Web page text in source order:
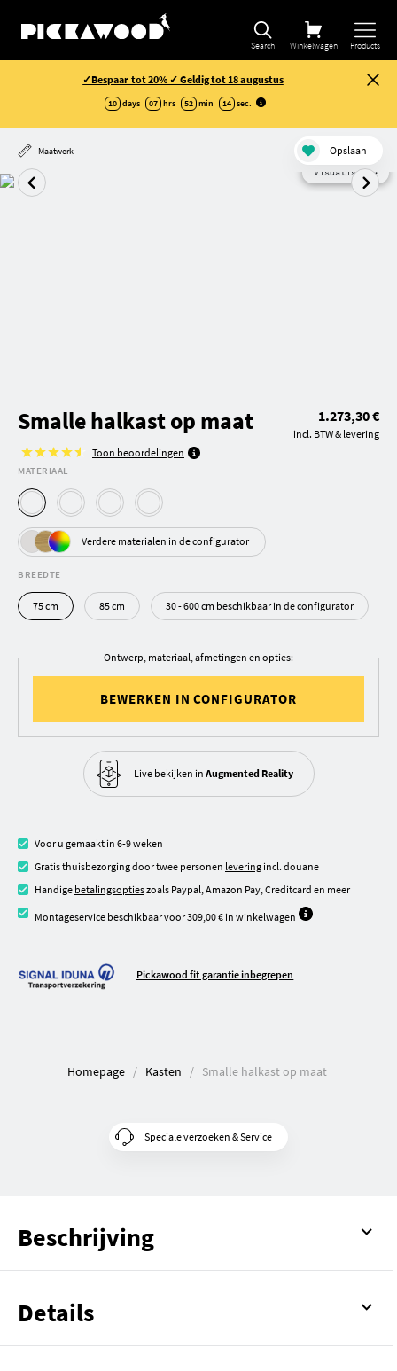
Search Winkelwagen Products
✓Bespaar tot 20% ✓ Geldig tot 18 augustus
10 days 07 hrs 52 min 14 sec.
Maatwerk Opslaan
Visualisatie
Smalle halkast op maat
Toon beoordelingen
1.273,30 €
incl. BTW & levering
MATERIAAL
Verdere materialen in de configurator
BREEDTE
75 cm 85 cm 30 - 600 cm beschikbaar in de configurator
Ontwerp, materiaal, afmetingen en opties:
BEWERKEN IN CONFIGURATOR
Live bekijken in Augmented Reality
Voor u gemaakt in 6-9 weken
Gratis thuisbezorging door twee personen levering incl. douane
Handige betalingsoptieszoals Paypal, Amazon Pay, Creditcard en meer
Montageservice beschikbaar voor 309,00 € in winkelwagen
Pickawood fit garantie inbegrepen
Homepage Kasten Smalle halkast op maat
Speciale verzoeken & Service
Beschrijving
Details